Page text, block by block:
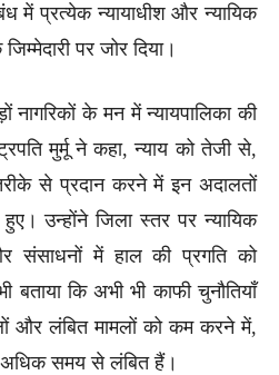
में प्रत्येक न्यायाधीश और न्यायिक
पर जोर दिया।
नागरिकों के मन में न्यायपालिका की
मुर्मू ने कहा, न्याय को तेजी से,
से प्रदान करने में इन अदालतों
उन्होंने जिला स्तर पर न्यायिक
संसाधनों में हाल की प्रगति को
बताया कि अभी भी काफी चुनौतियाँ
और लंबित मामलों को कम करने में,
समय से लंबित हैं।